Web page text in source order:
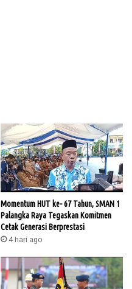
Momentum HUT ke- 67 Tahun, SMAN 1
Palangka Raya Tegaskan Komitmen
Cetak Generasi Berprestasi
4 hari ago